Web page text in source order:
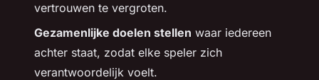
vertrouwen te vergroten.
Gezamenlijke doelen stellen waar iedereen
achter staat, zodat elke speler zich
verantwoordelijk voelt.